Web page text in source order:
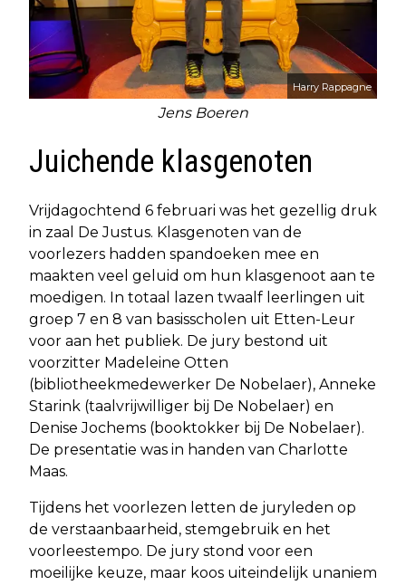
Harry Rappagne
Jens Boeren
Juichende klasgenoten
Vrijdagochtend 6 februari was het gezellig druk
in zaal De Justus. Klasgenoten van de
voorlezers hadden spandoeken mee en
maakten veel geluid om hun klasgenoot aan te
moedigen. In totaal lazen twaalf leerlingen uit
groep 7 en 8 van basisscholen uit Etten-Leur
voor aan het publiek. De jury bestond uit
voorzitter Madeleine Otten
(bibliotheekmedewerker De Nobelaer), Anneke
Starink (taalvrijwilliger bij De Nobelaer) en
Denise Jochems (booktokker bij De Nobelaer).
De presentatie was in handen van Charlotte
Maas.
Tijdens het voorlezen letten de juryleden op
de verstaanbaarheid, stemgebruik en het
voorleestempo. De jury stond voor een
moeilijke keuze, maar koos uiteindelijk unaniem